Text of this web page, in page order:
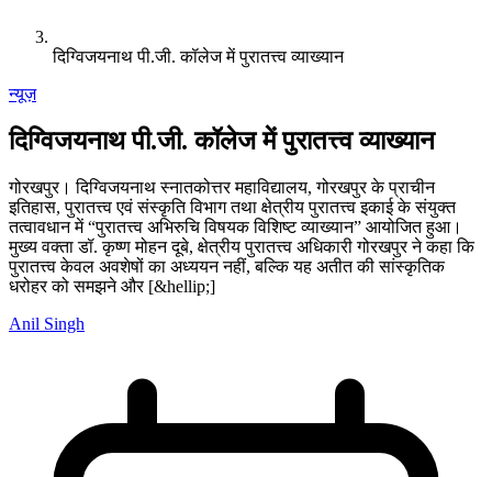
दिग्विजयनाथ पी.जी. कॉलेज में पुरातत्त्व व्याख्यान
न्यूज़
दिग्विजयनाथ पी.जी. कॉलेज में पुरातत्त्व व्याख्यान
गोरखपुर। दिग्विजयनाथ स्नातकोत्तर महाविद्यालय, गोरखपुर के प्राचीन
इतिहास, पुरातत्त्व एवं संस्कृति विभाग तथा क्षेत्रीय पुरातत्त्व इकाई के संयुक्त
तत्वावधान में “पुरातत्त्व अभिरुचि विषयक विशिष्ट व्याख्यान” आयोजित हुआ।
मुख्य वक्ता डॉ. कृष्ण मोहन दूबे, क्षेत्रीय पुरातत्त्व अधिकारी गोरखपुर ने कहा कि
पुरातत्त्व केवल अवशेषों का अध्ययन नहीं, बल्कि यह अतीत की सांस्कृतिक
धरोहर को समझने और [&hellip;]
Anil Singh